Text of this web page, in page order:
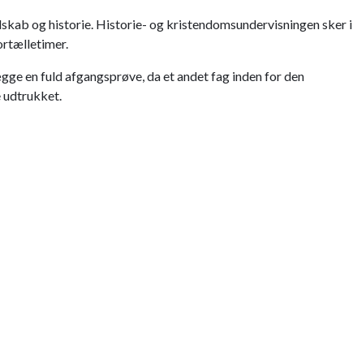
og historie. Historie- og kristendomsundervisningen sker i
en fuld afgangsprøve, da et andet fag inden for den
udtrukket.